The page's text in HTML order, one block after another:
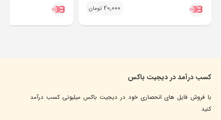
20,000 تومان
کسب درآمد در دیجیت باکس
با فروش فایل های انحصاری خود در دیجیت باکس میلیونی کسب درآمد
کنید